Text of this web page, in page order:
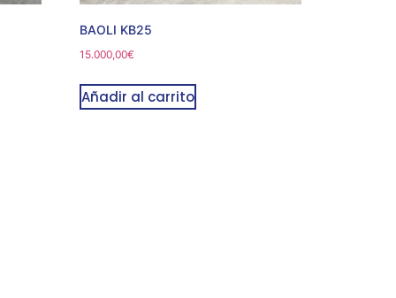
BAOLI KB25
15.000,00€
Añadir al carrito